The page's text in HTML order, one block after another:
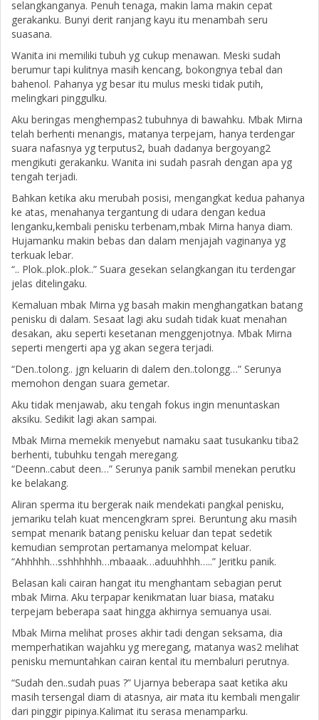
selangkanganya. Penuh tenaga, makin lama makin cepat
gerakanku. Bunyi derit ranjang kayu itu menambah seru
suasana.
Wanita ini memiliki tubuh yg cukup menawan. Meski sudah
berumur tapi kulitnya masih kencang, bokongnya tebal dan
bahenol. Pahanya yg besar itu mulus meski tidak putih,
melingkari pinggulku.
Aku beringas menghempas2 tubuhnya di bawahku. Mbak Mirna
telah berhenti menangis, matanya terpejam, hanya terdengar
suara nafasnya yg terputus2, buah dadanya bergoyang2
mengikuti gerakanku. Wanita ini sudah pasrah dengan apa yg
tengah terjadi.
Bahkan ketika aku merubah posisi, mengangkat kedua pahanya
ke atas, menahanya tergantung di udara dengan kedua
lenganku,kembali penisku terbenam,mbak Mirna hanya diam.
Hujamanku makin bebas dan dalam menjajah vaginanya yg
terkuak lebar.
“.. Plok..plok..plok..” Suara gesekan selangkangan itu terdengar
jelas ditelingaku.
Kemaluan mbak Mirna yg basah makin menghangatkan batang
penisku di dalam. Sesaat lagi aku sudah tidak kuat menahan
desakan, aku seperti kesetanan menggenjotnya. Mbak Mirna
seperti mengerti apa yg akan segera terjadi.
“Den..tolong.. jgn keluarin di dalem den..tolongg…” Serunya
memohon dengan suara gemetar.
Aku tidak menjawab, aku tengah fokus ingin menuntaskan
aksiku. Sedikit lagi akan sampai.
Mbak Mirna memekik menyebut namaku saat tusukanku tiba2
berhenti, tubuhku tengah meregang.
“Deenn..cabut deen…” Serunya panik sambil menekan perutku
ke belakang.
Aliran sperma itu bergerak naik mendekati pangkal penisku,
jemariku telah kuat mencengkram sprei. Beruntung aku masih
sempat menarik batang penisku keluar dan tepat sedetik
kemudian semprotan pertamanya melompat keluar.
“Ahhhhh…sshhhhhh…mbaaak…aduuhhhh…..” Jeritku panik.
Belasan kali cairan hangat itu menghantam sebagian perut
mbak Mirna. Aku terpapar kenikmatan luar biasa, mataku
terpejam beberapa saat hingga akhirnya semuanya usai.
Mbak Mirna melihat proses akhir tadi dengan seksama, dia
memperhatikan wajahku yg meregang, matanya was2 melihat
penisku memuntahkan cairan kental itu membaluri perutnya.
“Sudah den..sudah puas ?” Ujarnya beberapa saat ketika aku
masih tersengal diam di atasnya, air mata itu kembali mengalir
dari pinggir pipinya.Kalimat itu serasa menamparku.